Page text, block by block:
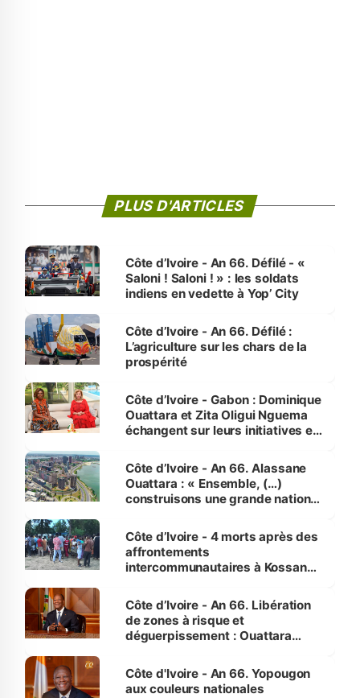
PLUS D'ARTICLES
Côte d’Ivoire - An 66. Défilé - «
Saloni ! Saloni ! » : les soldats
indiens en vedette à Yop’ City
Côte d’Ivoire - An 66. Défilé :
L’agriculture sur les chars de la
prospérité
Côte d’Ivoire - Gabon : Dominique
Ouattara et Zita Oligui Nguema
échangent sur leurs initiatives en
enfants
Côte d’Ivoire - An 66. Alassane
Ouattara : « Ensemble, (…)
construisons une grande nation
générations futures »
Côte d’Ivoire - 4 morts après des
affrontements
intercommunautaires à Kossandji
milieu des sinistrés
Côte d’Ivoire - An 66. Libération
de zones à risque et
déguerpissement : Ouattara
l'Etat de droit pour préserver les
vies humaines »
Côte d'Ivoire - An 66. Yopougon
aux couleurs nationales